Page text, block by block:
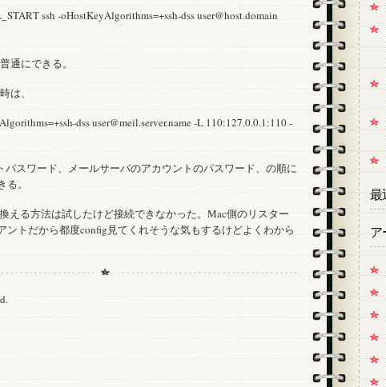
る
る
ssh -oHostKeyAlgorithms=+ssh-dss user@host.domain
通にできる。
は、
dss user@meil.server.name -L 110:127.0.0.1:110 -
パスワード、メールサーバのアカウントのパスワード、の順に
。
える方法は試したけど接続できなかった。Mac側のリスター
ントだから都度config見てくれそうな気もするけどよくわから
最
ア